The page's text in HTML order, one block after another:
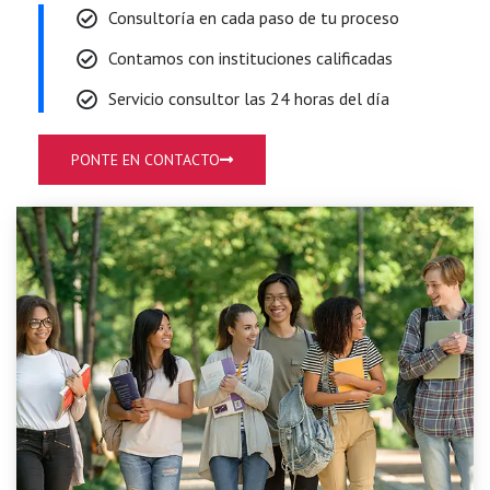
Consultoría en cada paso de tu proceso
Contamos con instituciones calificadas
Servicio consultor las 24 horas del día
PONTE EN CONTACTO